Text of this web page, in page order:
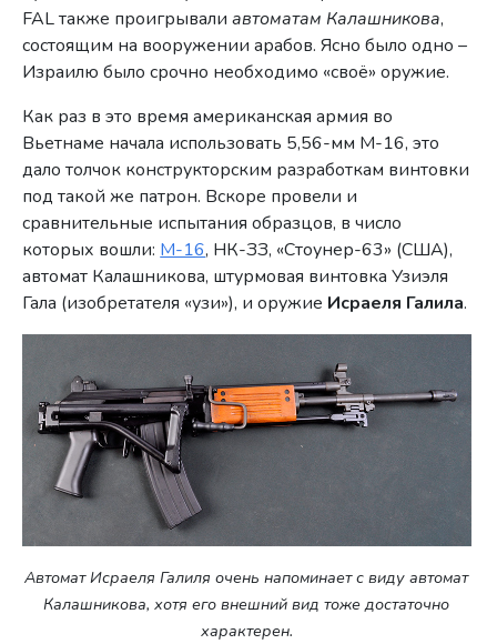
FAL также проигрывалиавтоматам Калашникова,
состоящим на вооружении арабов. Ясно было одно –
Израилю было срочно необходимо «своё» оружие.
Как раз в это время американская армия во
Вьетнаме начала использовать 5,56-мм М-16, это
дало толчок конструкторским разработкам винтовки
под такой же патрон. Вскоре провели и
сравнительные испытания образцов, в число
которых вошли:M-16, НК-ЗЗ, «Стоунер-63» (США),
автомат Калашникова, штурмовая винтовка Узиэля
Гала (изобретателя «узи»), и оружие Исраеля Галила.
Автомат Исраеля Галиля очень напоминает с виду автомат
Калашникова, хотя его внешний вид тоже достаточно
характерен.